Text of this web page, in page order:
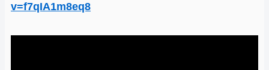
v=f7qIA1m8eq8